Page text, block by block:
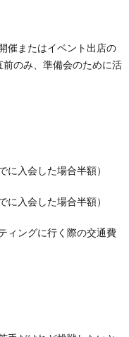
催またはイベント出店の
のみ、準備会のために活
入会した場合半額）
入会した場合半額）
ィングに行く際の交通費